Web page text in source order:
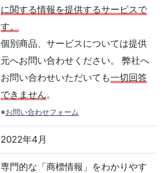
に関する情報を提供するサービスで
す。
個別商品、サービスについては提供
元へお問い合わせください。 弊社へ
お問い合わせいただいても一切回答
できません。
※お問い合わせフォーム
2022年4月
専門的な「商標情報」をわかりやす